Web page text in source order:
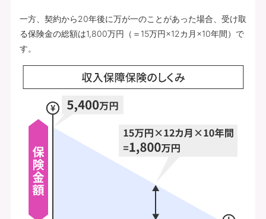
一方、契約から20年後に万が一のことがあった場合、受け取
る保険金の総額は1,800万円（＝15万円×12カ月×10年間）で
す。